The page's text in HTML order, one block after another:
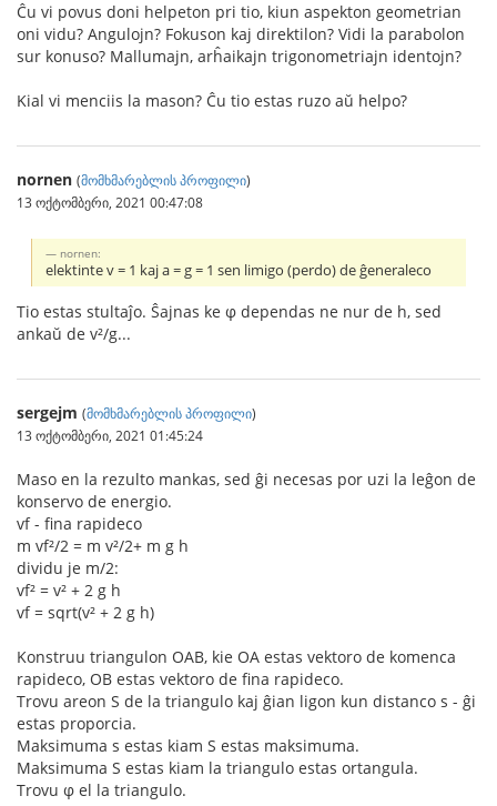
Ĉu vi povus doni helpeton pri tio, kiun aspekton geometrian
oni vidu? Angulojn? Fokuson kaj direktilon? Vidi la parabolon
sur konuso? Mallumajn, arĥaikajn trigonometriajn identojn?
Kial vi menciis la mason? Ĉu tio estas ruzo aŭ helpo?
nornen (მომხმარებლის პროფილი)
13 ოქტომბერი, 2021 00:47:08
nornen:
elektinte v = 1 kaj a = g = 1 sen limigo (perdo) de ĝeneraleco
Tio estas stultaĵo. Ŝajnas ke φ dependas ne nur de h, sed
ankaŭ de v²/g...
sergejm (მომხმარებლის პროფილი)
13 ოქტომბერი, 2021 01:45:24
Maso en la rezulto mankas, sed ĝi necesas por uzi la leĝon de
konservo de energio.
vf - fina rapideco
m vf²/2 = m v²/2+ m g h
dividu je m/2:
vf² = v² + 2 g h
vf = sqrt(v² + 2 g h)
Konstruu triangulon OAB, kie OA estas vektoro de komenca
rapideco, OB estas vektoro de fina rapideco.
Trovu areon S de la triangulo kaj ĝian ligon kun distanco s - ĝi
estas proporcia.
Maksimuma s estas kiam S estas maksimuma.
Maksimuma S estas kiam la triangulo estas ortangula.
Trovu φ el la triangulo.